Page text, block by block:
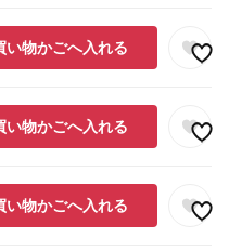
い物かごへ入れる
い物かごへ入れる
い物かごへ入れる